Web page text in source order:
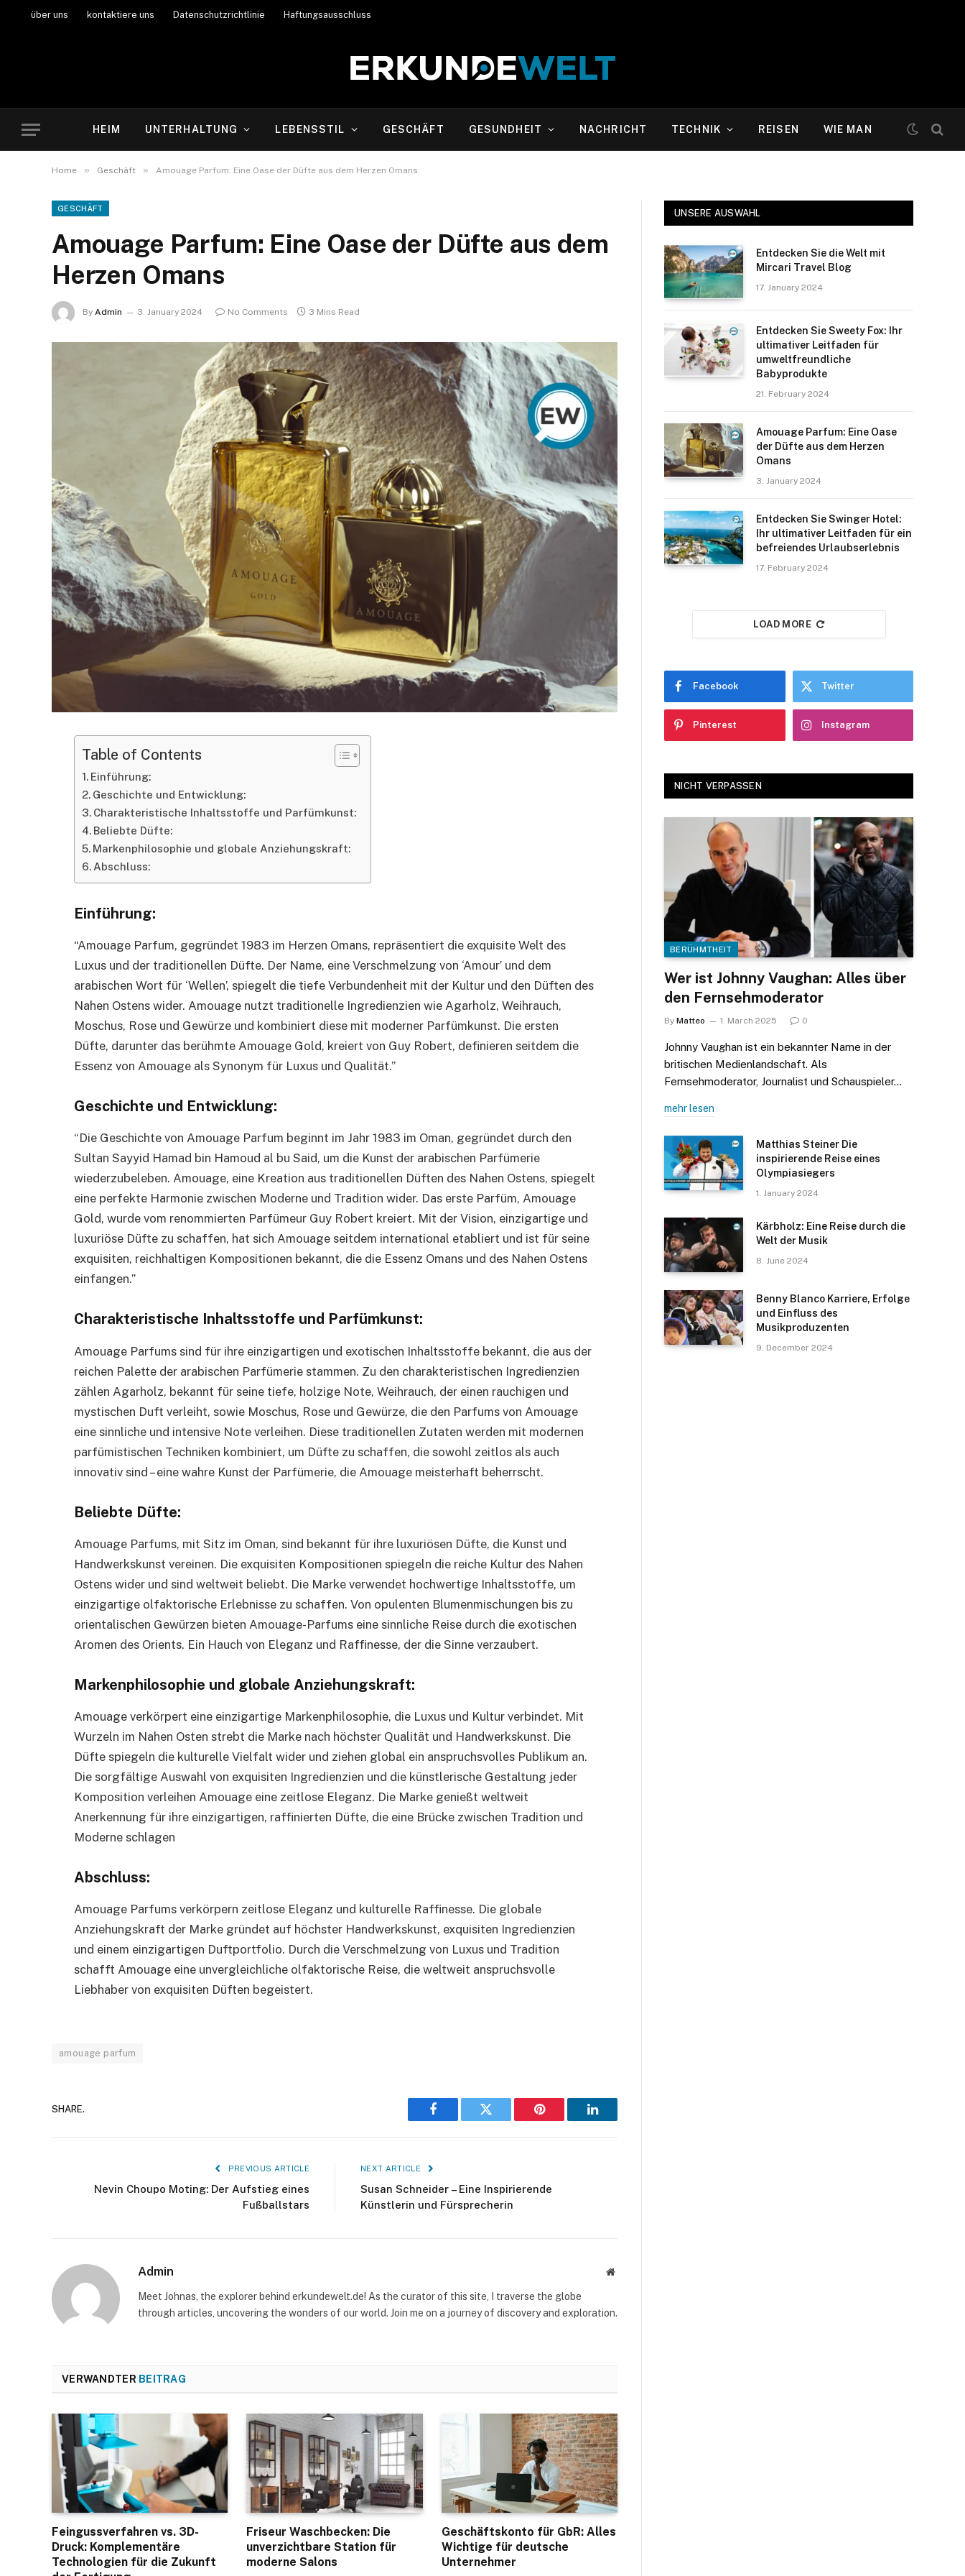
über uns kontaktiere uns Datenschutzrichtlinie Haftungsausschluss
HEIM UNTERHALTUNG LEBENSSTIL GESCHÄFT GESUNDHEIT NACHRICHT TECHNIK REISEN WIE MAN
Home » Geschäft » Amouage Parfum: Eine Oase der Düfte aus dem Herzen Omans
GESCHÄFT
Amouage Parfum: Eine Oase der Düfte aus dem
Herzen Omans
By Admin 3. January 2024 No Comments 3 Mins Read
Table of Contents
Einführung:
Geschichte und Entwicklung:
Charakteristische Inhaltsstoffe und Parfümkunst:
Beliebte Düfte:
Markenphilosophie und globale Anziehungskraft:
Abschluss:
Einführung:
“Amouage Parfum, gegründet 1983 im Herzen Omans, repräsentiert die exquisite Welt des
Luxus und der traditionellen Düfte. Der Name, eine Verschmelzung von ‘Amour’ und dem
arabischen Wort für ‘Wellen’, spiegelt die tiefe Verbundenheit mit der Kultur und den Düften des
Nahen Ostens wider. Amouage nutzt traditionelle Ingredienzien wie Agarholz, Weihrauch,
Moschus, Rose und Gewürze und kombiniert diese mit moderner Parfümkunst. Die ersten
Düfte, darunter das berühmte Amouage Gold, kreiert von Guy Robert, definieren seitdem die
Essenz von Amouage als Synonym für Luxus und Qualität.”
Geschichte und Entwicklung:
“Die Geschichte von Amouage Parfum beginnt im Jahr 1983 im Oman, gegründet durch den
Sultan Sayyid Hamad bin Hamoud al bu Said, um die Kunst der arabischen Parfümerie
wiederzubeleben. Amouage, eine Kreation aus traditionellen Düften des Nahen Ostens, spiegelt
eine perfekte Harmonie zwischen Moderne und Tradition wider. Das erste Parfüm, Amouage
Gold, wurde vom renommierten Parfümeur Guy Robert kreiert. Mit der Vision, einzigartige und
luxuriöse Düfte zu schaffen, hat sich Amouage seitdem international etabliert und ist für seine
exquisiten, reichhaltigen Kompositionen bekannt, die die Essenz Omans und des Nahen Ostens
einfangen.”
Charakteristische Inhaltsstoffe und Parfümkunst:
Amouage Parfums sind für ihre einzigartigen und exotischen Inhaltsstoffe bekannt, die aus der
reichen Palette der arabischen Parfümerie stammen. Zu den charakteristischen Ingredienzien
zählen Agarholz, bekannt für seine tiefe, holzige Note, Weihrauch, der einen rauchigen und
mystischen Duft verleiht, sowie Moschus, Rose und Gewürze, die den Parfums von Amouage
eine sinnliche und intensive Note verleihen. Diese traditionellen Zutaten werden mit modernen
parfümistischen Techniken kombiniert, um Düfte zu schaffen, die sowohl zeitlos als auch
innovativ sind – eine wahre Kunst der Parfümerie, die Amouage meisterhaft beherrscht.
Beliebte Düfte:
Amouage Parfums, mit Sitz im Oman, sind bekannt für ihre luxuriösen Düfte, die Kunst und
Handwerkskunst vereinen. Die exquisiten Kompositionen spiegeln die reiche Kultur des Nahen
Ostens wider und sind weltweit beliebt. Die Marke verwendet hochwertige Inhaltsstoffe, um
einzigartige olfaktorische Erlebnisse zu schaffen. Von opulenten Blumenmischungen bis zu
orientalischen Gewürzen bieten Amouage-Parfums eine sinnliche Reise durch die exotischen
Aromen des Orients. Ein Hauch von Eleganz und Raffinesse, der die Sinne verzaubert.
Markenphilosophie und globale Anziehungskraft:
Amouage verkörpert eine einzigartige Markenphilosophie, die Luxus und Kultur verbindet. Mit
Wurzeln im Nahen Osten strebt die Marke nach höchster Qualität und Handwerkskunst. Die
Düfte spiegeln die kulturelle Vielfalt wider und ziehen global ein anspruchsvolles Publikum an.
Die sorgfältige Auswahl von exquisiten Ingredienzien und die künstlerische Gestaltung jeder
Komposition verleihen Amouage eine zeitlose Eleganz. Die Marke genießt weltweit
Anerkennung für ihre einzigartigen, raffinierten Düfte, die eine Brücke zwischen Tradition und
Moderne schlagen
Abschluss:
Amouage Parfums verkörpern zeitlose Eleganz und kulturelle Raffinesse. Die globale
Anziehungskraft der Marke gründet auf höchster Handwerkskunst, exquisiten Ingredienzien
und einem einzigartigen Duftportfolio. Durch die Verschmelzung von Luxus und Tradition
schafft Amouage eine unvergleichliche olfaktorische Reise, die weltweit anspruchsvolle
Liebhaber von exquisiten Düften begeistert.
amouage parfum
SHARE.
Facebook Twitter Pinterest LinkedIn
PREVIOUS ARTICLE
Nevin Choupo Moting: Der Aufstieg eines
Fußballstars
NEXT ARTICLE
Susan Schneider – Eine Inspirierende
Künstlerin und Fürsprecherin
Admin Website
Meet Johnas, the explorer behind erkundewelt.de! As the curator of this site, I traverse the globe
through articles, uncovering the wonders of our world. Join me on a journey of discovery and exploration.
VERWANDTER BEITRAG
Feingussverfahren vs. 3D-
Druck: Komplementäre
Technologien für die Zukunft
Friseur Waschbecken: Die
unverzichtbare Station für
moderne Salons
Geschäftskonto für GbR: Alles
Wichtige für deutsche
Unternehmer
UNSERE AUSWAHL
Entdecken Sie die Welt mit
Mircari Travel Blog
17. January 2024
Entdecken Sie Sweety Fox: Ihr
ultimativer Leitfaden für
umweltfreundliche
Babyprodukte
21. February 2024
Amouage Parfum: Eine Oase
der Düfte aus dem Herzen
Omans
3. January 2024
Entdecken Sie Swinger Hotel:
Ihr ultimativer Leitfaden für ein
befreiendes Urlaubserlebnis
17. February 2024
LOAD MORE
Facebook Twitter
Pinterest Instagram
NICHT VERPASSEN
BERÜHMTHEIT
Wer ist Johnny Vaughan: Alles über
den Fernsehmoderator
By Matteo 1. March 2025 0
Johnny Vaughan ist ein bekannter Name in der
britischen Medienlandschaft. Als
Fernsehmoderator, Journalist und Schauspieler…
mehr lesen
Matthias Steiner Die
inspirierende Reise eines
Olympiasiegers
1. January 2024
Kärbholz: Eine Reise durch die
Welt der Musik
8. June 2024
Benny Blanco Karriere, Erfolge
und Einfluss des
Musikproduzenten
9. December 2024